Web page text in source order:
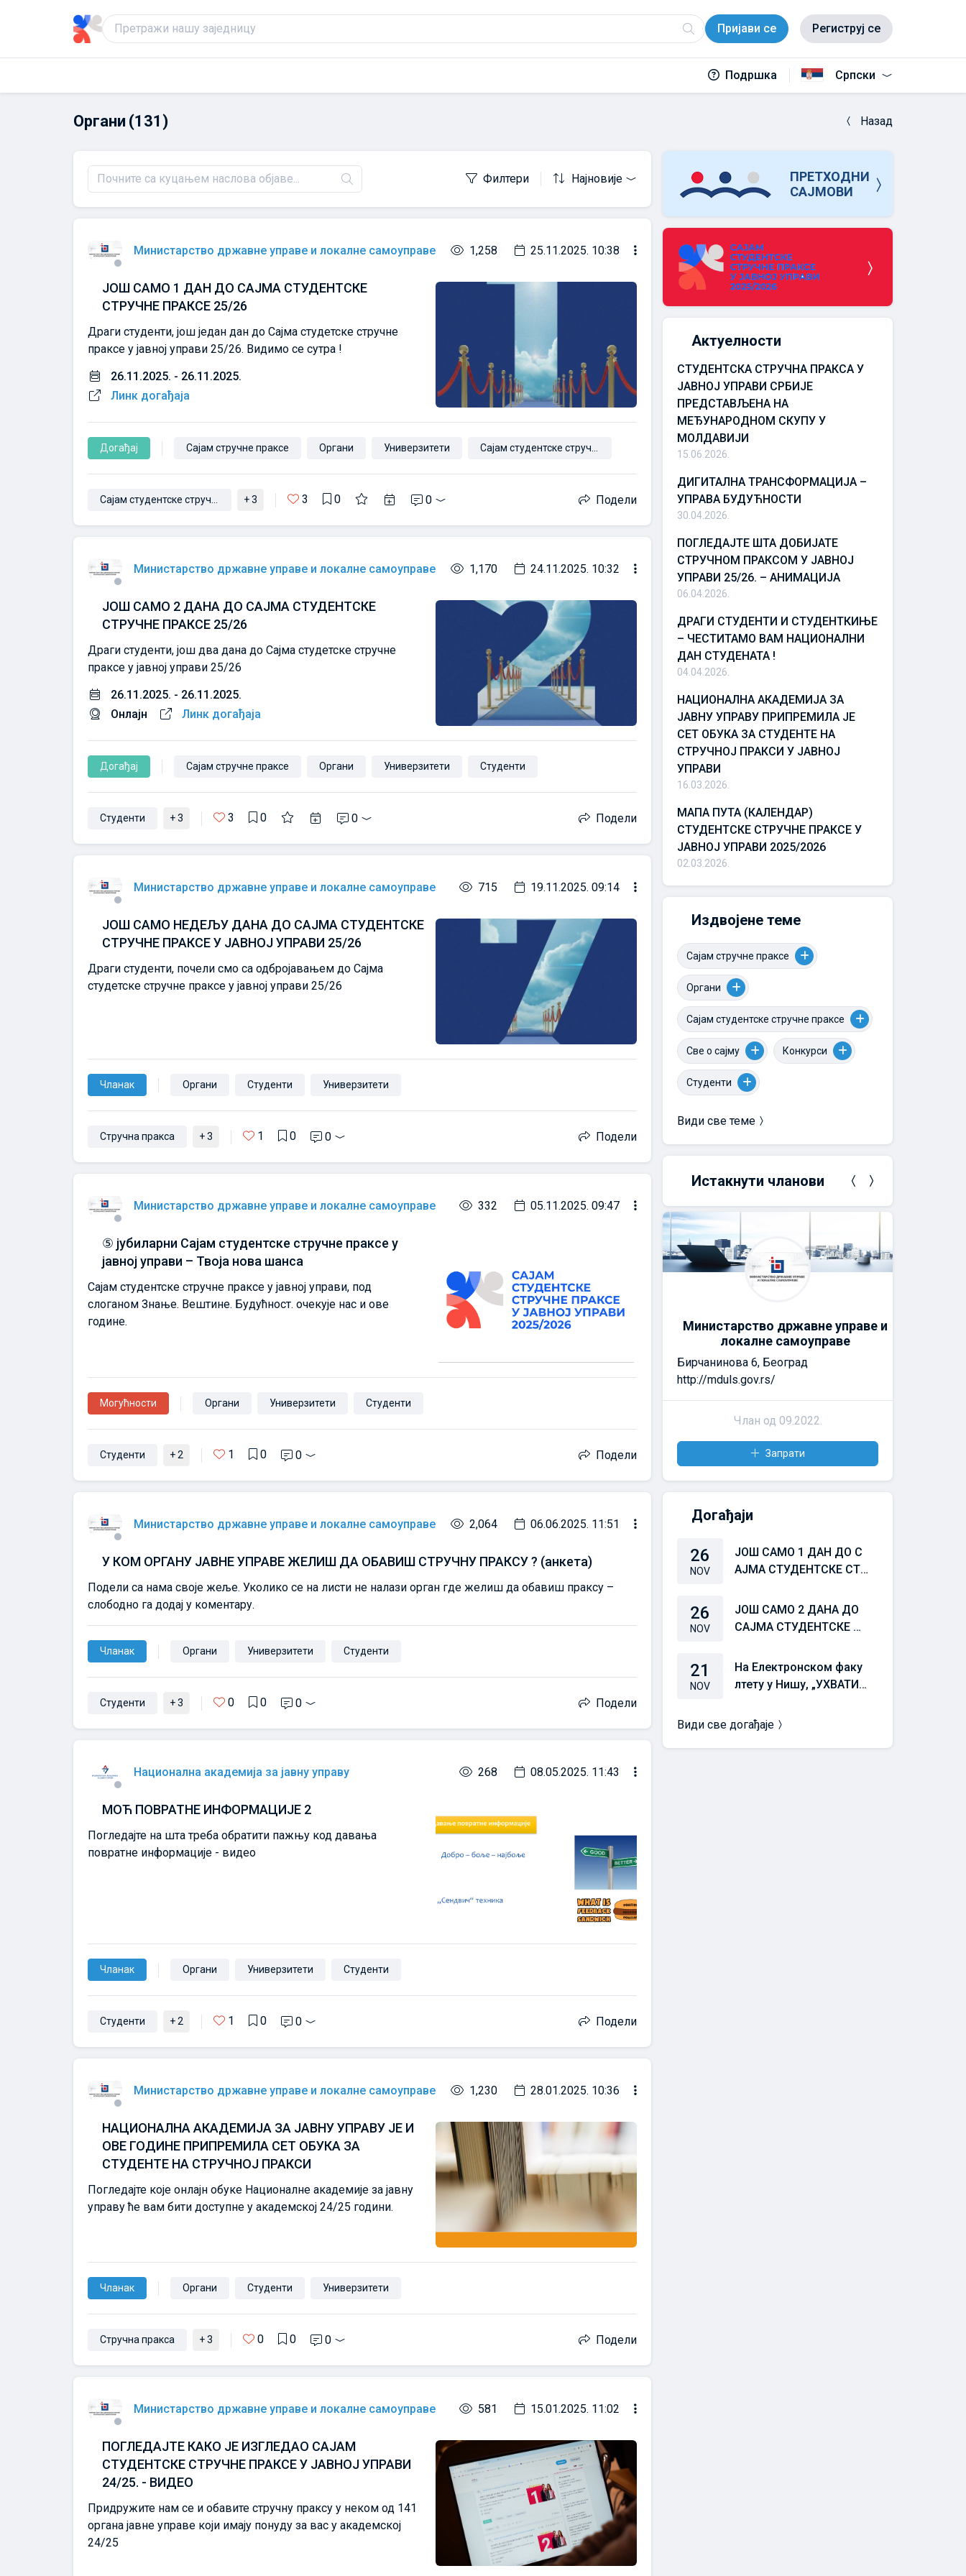
Пријави се Региструј се
Подршка Српски
Органи (131) Назад
Филтери Најновије
Министарство државне управе и локалне самоуправе 1,258 25.11.2025. 10:38
ЈОШ САМО 1 ДАН ДО САЈМА СТУДЕНТСКЕ
СТРУЧНЕ ПРАКСЕ 25/26
Драги студенти, још један дан до Сајма студетске стручне
праксе у јавној управи 25/26. Видимо се сутра !
26.11.2025. - 26.11.2025.
Линк догађаја
Догађај Сајам стручне праксе Органи Универзитети
+ 3 3 0 0 Подели
Министарство државне управе и локалне самоуправе 1,170 24.11.2025. 10:32
ЈОШ САМО 2 ДАНА ДО САЈМА СТУДЕНТСКЕ
СТРУЧНЕ ПРАКСЕ 25/26
Драги студенти, још два дана до Сајма студетске стручне
праксе у јавној управи 25/26
26.11.2025. - 26.11.2025.
Онлајн
Линк догађаја
Догађај Сајам стручне праксе Органи Универзитети Студенти
Студенти + 3 3 0 0 Подели
Министарство државне управе и локалне самоуправе 715 19.11.2025. 09:14
ЈОШ САМО НЕДЕЉУ ДАНА ДО САЈМА СТУДЕНТСКЕ
СТРУЧНЕ ПРАКСЕ У ЈАВНОЈ УПРАВИ 25/26
Драги студенти, почели смо са одбројавањем до Сајма
студетске стручне праксе у јавној управи 25/26
Чланак Органи Студенти Универзитети
Стручна пракса + 3 1 0 0 Подели
Министарство државне управе и локалне самоуправе 332 05.11.2025. 09:47
⑤ јубиларни Сајам студентске стручне праксе у
јавној управи – Твоја нова шанса
Сајам студентске стручне праксе у јавној управи, под
слоганом Знање. Вештине. Будућност. очекује нас и ове
године.
Могућности Органи Универзитети Студенти
Студенти + 2 1 0 0 Подели
Министарство државне управе и локалне самоуправе 2,064 06.06.2025. 11:51
У КОМ ОРГАНУ ЈАВНЕ УПРАВЕ ЖЕЛИШ ДА ОБАВИШ СТРУЧНУ ПРАКСУ ? (анкета)
Подели са нама своје жеље. Уколико се на листи не налази орган где желиш да обавиш праксу –
слободно га додај у коментару.
Чланак Органи Универзитети Студенти
Студенти + 3 0 0 0 Подели
Национална академија за јавну управу 268 08.05.2025. 11:43
МОЋ ПОВРАТНЕ ИНФОРМАЦИЈЕ 2
Погледајте на шта треба обратити пажњу код давања
повратне информације - видео
Чланак Органи Универзитети Студенти
Студенти + 2 1 0 0 Подели
Министарство државне управе и локалне самоуправе 1,230 28.01.2025. 10:36
НАЦИОНАЛНА АКАДЕМИЈА ЗА ЈАВНУ УПРАВУ JE И
ОВЕ ГОДИНЕ ПРИПРЕМИЛА СЕТ ОБУКА ЗА
СТУДЕНТЕ НА СТРУЧНОЈ ПРАКСИ
Погледајте које онлајн обуке Националне академије за јавну
управу ће вам бити доступне у академској 24/25 години.
Чланак Органи Студенти Универзитети
Стручна пракса + 3 0 0 0 Подели
Министарство државне управе и локалне самоуправе 581 15.01.2025. 11:02
ПОГЛЕДАЈТЕ КАКО ЈЕ ИЗГЛЕДАО САЈАМ
СТУДЕНТСКЕ СТРУЧНЕ ПРАКСЕ У ЈАВНОЈ УПРАВИ
24/25. - ВИДЕО
Придружите нам се и обавите стручну праксу у неком од 141
органа јавне управе који имају понуду за вас у академској
24/25
ПРЕТХОДНИ
САЈМОВИ
Актуелности
СТУДЕНТСКА СТРУЧНА ПРАКСА У
ЈАВНОЈ УПРАВИ СРБИЈЕ
ПРЕДСТАВЉЕНА НА
МЕЂУНАРОДНОМ СКУПУ У
МОЛДАВИЈИ
15.06.2026.
ДИГИТАЛНА ТРАНСФОРМАЦИЈА –
УПРАВА БУДУЋНОСТИ
30.04.2026.
ПОГЛЕДАЈТЕ ШТА ДОБИЈАТЕ
СТРУЧНОМ ПРАКСОМ У ЈАВНОЈ
УПРАВИ 25/26. – АНИМАЦИЈА
06.04.2026.
ДРАГИ СТУДЕНТИ И СТУДЕНТКИЊЕ
– ЧЕСТИТАМО ВАМ НАЦИОНАЛНИ
ДАН СТУДЕНАТА !
04.04.2026.
НАЦИОНАЛНА АКАДЕМИЈА ЗА
ЈАВНУ УПРАВУ ПРИПРЕМИЛА ЈЕ
СЕТ ОБУКА ЗА СТУДЕНТЕ НА
СТРУЧНОЈ ПРАКСИ У ЈАВНОЈ
УПРАВИ
16.03.2026.
МАПА ПУТА (КАЛЕНДАР)
СТУДЕНТСКЕ СТРУЧНЕ ПРАКСЕ У
ЈАВНОЈ УПРАВИ 2025/2026
02.03.2026.
Издвојене теме
Сајам стручне праксе
Органи
Сајам студентске стручне праксе
Све о сајму Конкурси
Студенти
Види све теме
Истакнути чланови
Министарство државне управе и
локалне самоуправе
Бирчанинова 6, Београд
http://mduls.gov.rs/
Члан од 09.2022.
Запрати
Догађаји
26
NOV
ЈОШ САМО 1 ДАН ДО С
АЈМА СТУДЕНТСКЕ СТР
26
NOV
ЈОШ САМО 2 ДАНА ДО
САЈМА СТУДЕНТСКЕ СТ
21
NOV
На Електронском факу
лтету у Нишу, „УХВАТИТ
у 10,00 часова
Види све догађаје